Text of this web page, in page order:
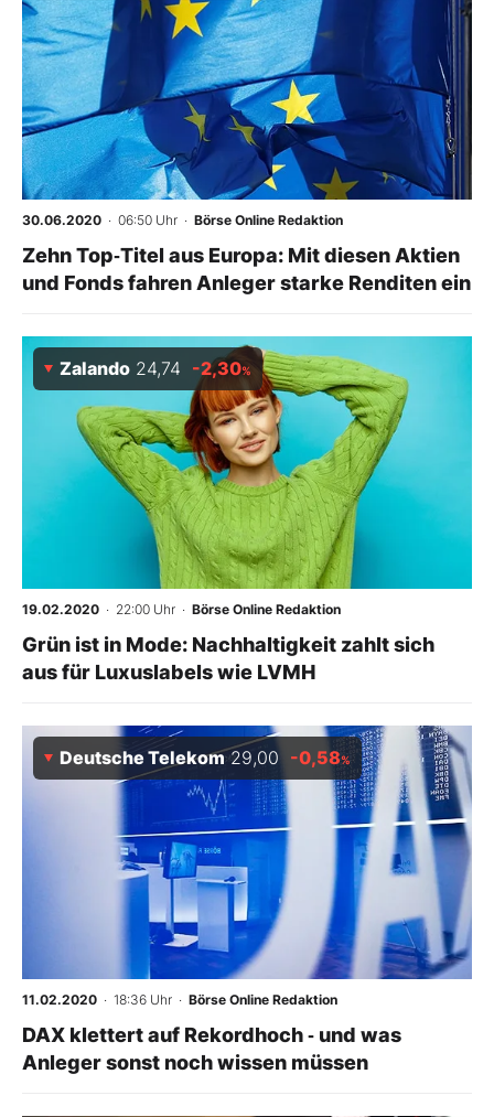
30.06.2020 · 06:50 Uhr · Börse Online Redaktion
Zehn Top‑Titel aus Europa: Mit diesen Aktien
und Fonds fahren Anleger starke Renditen ein
Zalando 24,74 -2,30%
19.02.2020 · 22:00 Uhr · Börse Online Redaktion
Grün ist in Mode: Nachhaltigkeit zahlt sich
aus für Luxuslabels wie LVMH
Deutsche Telekom 29,00 -0,58%
11.02.2020 · 18:36 Uhr · Börse Online Redaktion
DAX klettert auf Rekordhoch ‑ und was
Anleger sonst noch wissen müssen